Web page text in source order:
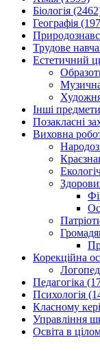
Біологія
Географія
Трудове
Естетичний
Інші
Позакласні
Виховна
Корекційна
Педагогіка
Психологія
Класному
Управління
Освіта в